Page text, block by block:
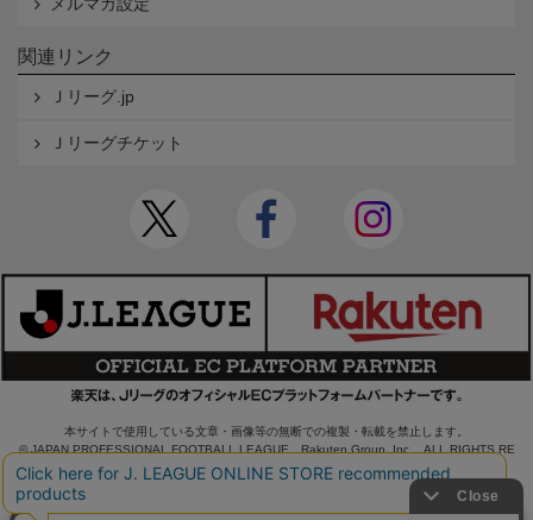
関連リンク
Ｊリーグ.jp
Ｊリーグチケット
本サイトで使用している文章・画像等の無断での複製・転載を禁止します。
© JAPAN PROFESSIONAL FOOTBALL LEAGUE Rakuten Group, Inc. ALL RIGHTS RE
SERVED.